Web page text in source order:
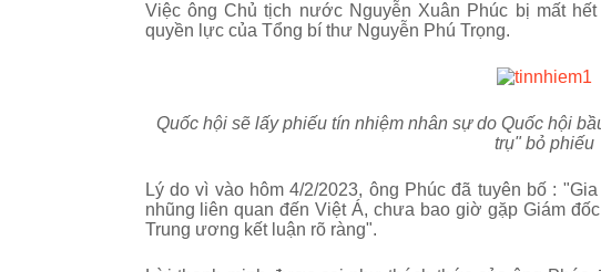
Việc ông Chủ tịch nước Nguyễn Xuân Phúc bị mất
quyền lực của Tổng bí thư Nguyễn Phú Trọng.
Quốc hội sẽ lấy phiếu tín nhiệm nhân sự do Quốc hội
trụ" bỏ phiếu
Lý do vì vào hôm 4/2/2023, ông Phúc đã tuyên bố :
nhũng liên quan đến Việt Á, chưa bao giờ gặp Giám
Trung ương kết luận rõ ràng".